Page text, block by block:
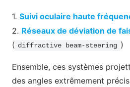
1. Suivi oculaire haute
2. Réseaux de déviation de
( diffractive beam-steering )
Ensemble, ces systèmes
des angles extrêmement